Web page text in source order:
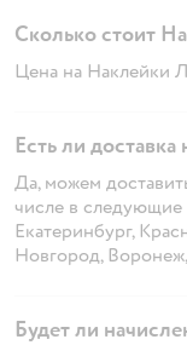
Сколько стоит
Цена на Наклейки
Есть ли
Да, можем
числе в следующие
Екатеринбург,
Новгород,
Будет ли